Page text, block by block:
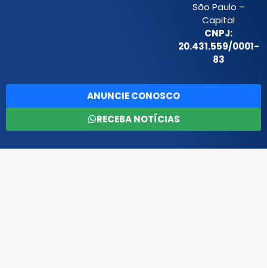
São Paulo –
Capital
CNPJ:
20.431.559/0001-
83
ANUNCIE CONOSCO
RECEBA NOTÍCIAS